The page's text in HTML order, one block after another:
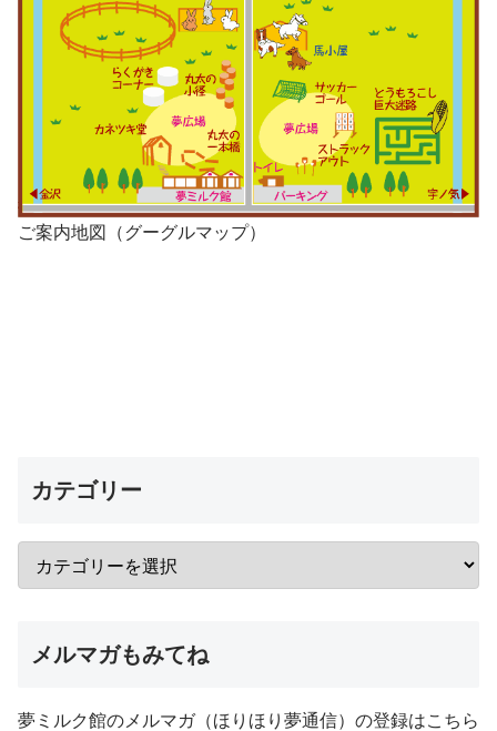
ご案内地図（グーグルマップ）
カテゴリー
メルマガもみてね
夢ミルク館のメルマガ（ほりほり夢通信）の登録はこちら